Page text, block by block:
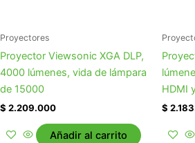
Proyectores
Proyector Viewsonic XGA DLP,
4000 lúmenes, vida de lámpara
de 15000
$ 2.209.000
Añadir al carrito
HDMI
$